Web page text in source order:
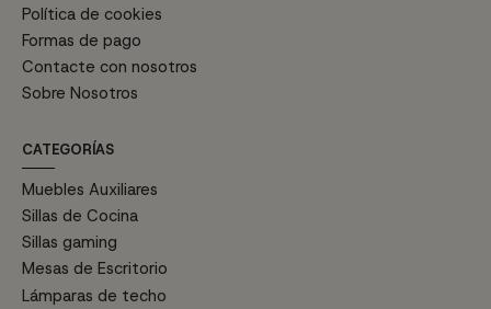
Política de cookies
Formas de pago
Contacte con nosotros
Sobre Nosotros
CATEGORÍAS
Muebles Auxiliares
Sillas de Cocina
Sillas gaming
Mesas de Escritorio
Lámparas de techo